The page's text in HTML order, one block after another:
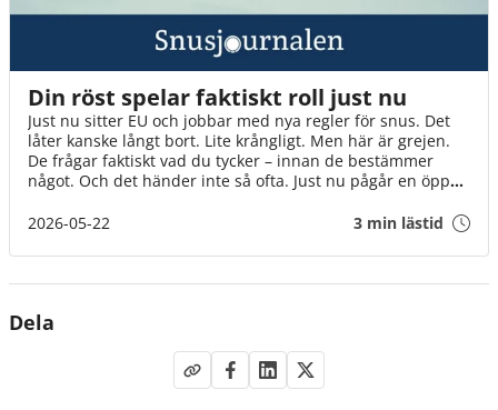
Din röst spelar faktiskt roll just nu
Just nu sitter EU och jobbar med nya regler för snus. Det
låter kanske långt bort. Lite krångligt. Men här är grejen.
De frågar faktiskt vad du tycker – innan de bestämmer
något. Och det händer inte så ofta. Just nu pågår en öppen
organisationer, utan helt vanliga människor. Som du. Det
din.
2026-05-22 3 min lästid
Dela